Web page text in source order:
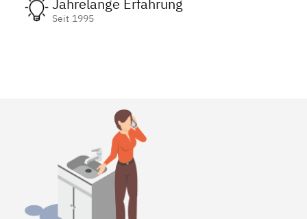
Seit 1995